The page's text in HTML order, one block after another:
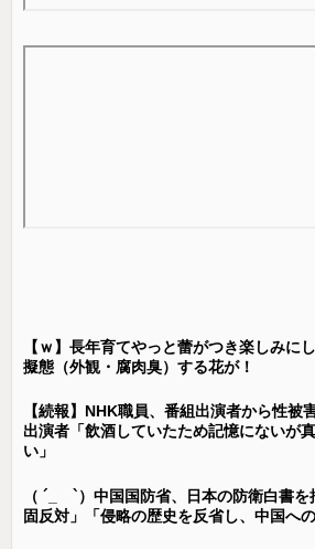
【ｗ】長年育てやっと蕾がつき楽しみに
擬態（外観・腐肉臭）する花が！
【続報】NHK職員、番組出演者から性被
出演者「飲酒していたため記憶にないが
い」
（ ´_ゝ`）中国国防省、日本の防衛白書
固反対」「侵略の歴史を反省し、中国へ